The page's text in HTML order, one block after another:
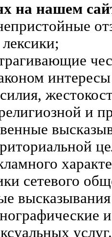
на нашем
и
сетевого
услуг.